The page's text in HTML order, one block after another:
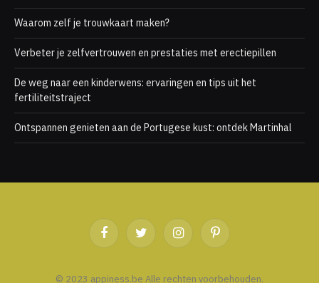
Waarom zelf je trouwkaart maken?
Verbeter je zelfvertrouwen en prestaties met erectiepillen
De weg naar een kinderwens: ervaringen en tips uit het
fertiliteitstraject
Ontspannen genieten aan de Portugese kust: ontdek Martinhal
FacebookTwitter InstagramPinterest
© 2023 appiness.be Alle rechten voorbehouden.